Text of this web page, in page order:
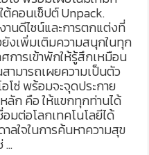
ต้คอนเซ็ปต์ Unpack.
นดีไซน์และการตกแต่งที่
งเพิ่มเติมความสนุกในทุก
การเข้าพักให้รู้สึกเหมือน
ามารถเผยความเป็นตัว
โซ่ พร้อมจะจุดประกาย
ลัก คือ ให้แขกทุกท่านได้
มต่อโลกเทคโนโลยีได้
ลใจในการค้นหาความสุข
…